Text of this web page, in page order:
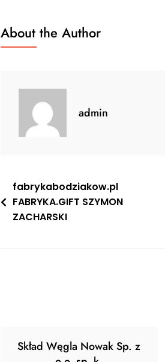
About the Author
admin
Nawigacja
wpisu
fabrykabodziakow.pl
FABRYKA.GIFT SZYMON
ZACHARSKI
Skład Węgla Nowak Sp. z